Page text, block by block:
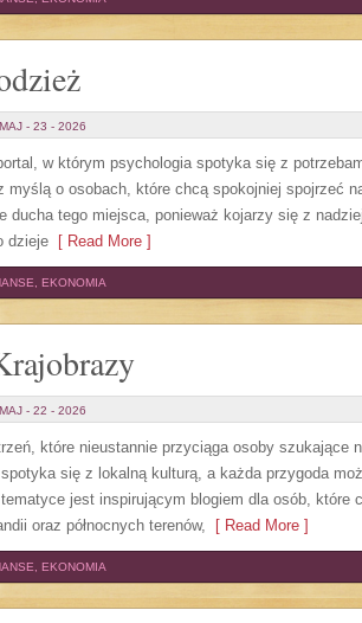
- 23 - 2026
w którym psychologia spotyka się z
myślą o osobach, które chcą spokojniej spojrzeć
ducha tego miejsca, ponieważ kojarzy się z
dzieje [ Read More ]
EKONOMIA
- 22 - 2026
które nieustannie przyciąga osoby szukające
się z lokalną kulturą, a każda przygoda
jest inspirującym blogiem dla osób, które
oraz północnych terenów, [ Read More ]
EKONOMIA